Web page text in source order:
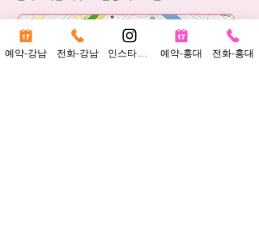
예약-강남 전화-강남 예약-홍대 전화-홍대